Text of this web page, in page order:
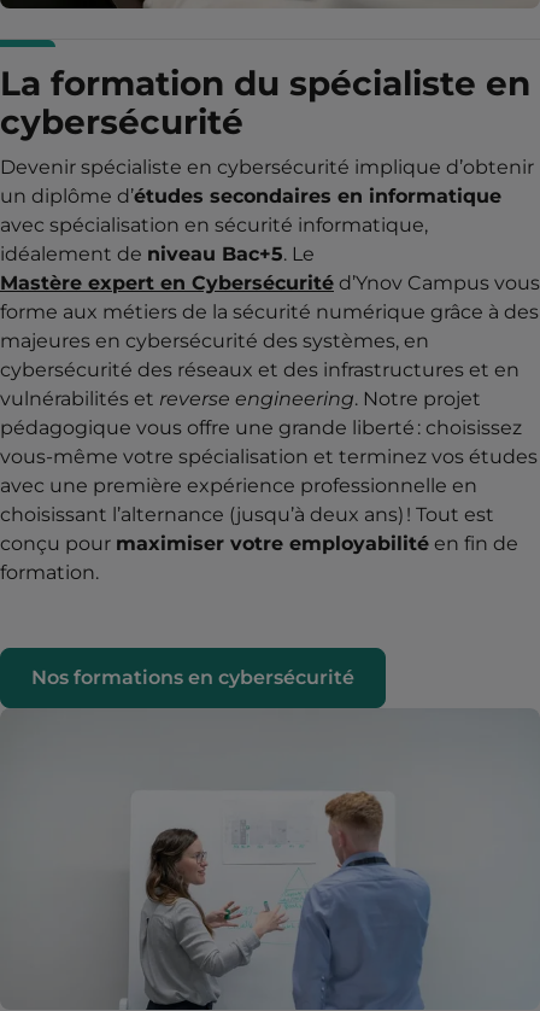
La formation du spécialiste en
cybersécurité
Devenir spécialiste en cybersécurité implique d’obtenir
un diplôme d’études secondaires en informatique
avec spécialisation en sécurité informatique,
idéalement de niveau Bac+5. Le
Mastère expert en Cybersécurité d’Ynov Campus vous
forme aux métiers de la sécurité numérique grâce à des
majeures en cybersécurité des systèmes, en
cybersécurité des réseaux et des infrastructures et en
vulnérabilités et reverse engineering. Notre projet
pédagogique vous offre une grande liberté : choisissez
vous-même votre spécialisation et terminez vos études
avec une première expérience professionnelle en
choisissant l’alternance (jusqu’à deux ans) ! Tout est
conçu pour maximiser votre employabilité en fin de
formation.
Nos formations en cybersécurité